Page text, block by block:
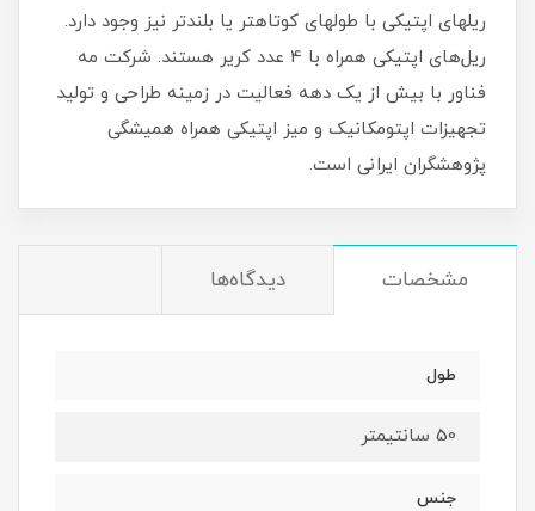
ریل‏های اپتیکی با طول‏های کوتاهتر یا بلندتر نیز وجود دارد.
ریل‌های اپتیکی همراه با 4 عدد کریر هستند. شرکت مه
فناور با بیش از یک دهه فعالیت در زمینه طراحی و تولید
تجهیزات اپتومکانیک و میز اپتیکی همراه همیشگی
پژوهشگران ایرانی است.
مشخصات دیدگاه‌ها
طول
50 سانتیمتر
جنس